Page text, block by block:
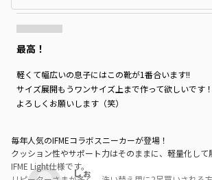
最高！
軽くて幅広いの息子にはこの靴が1番合います!!
サイズ展開もうワンサイズ上まで作って欲しいです！
よろしくお願いします（笑）
しぉ
毎年人気のIFMEコラボスニーカーが登場！
クッション性やサポート力はそのままに、軽量化し
IFME Light仕様です。